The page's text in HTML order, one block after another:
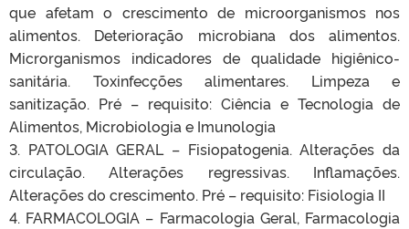
que afetam o crescimento de microorganismos nos
alimentos. Deterioração microbiana dos alimentos.
Microrganismos indicadores de qualidade higiênico-
sanitária. Toxinfecções alimentares. Limpeza e
sanitização. Pré – requisito: Ciência e Tecnologia de
Alimentos, Microbiologia e Imunologia
3. PATOLOGIA GERAL – Fisiopatogenia. Alterações da
circulação. Alterações regressivas. Inflamações.
Alterações do crescimento. Pré – requisito: Fisiologia II
4. FARMACOLOGIA – Farmacologia Geral, Farmacologia